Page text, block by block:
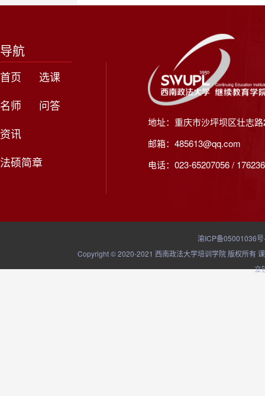
导航
首页
选课
名师
问答
资讯
法硕简章
地址：重庆市沙坪坝区壮志
邮箱：485613@qq.com
电话：023-65207056 /
渝ICP备05001036
Copyright © 2020-2021 西南政法大学培训学院 版权所有
立